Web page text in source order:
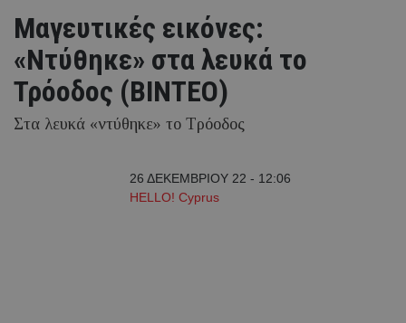
Μαγευτικές εικόνες:
«Ντύθηκε» στα λευκά το
Τρόοδος (ΒΙΝΤΕΟ)
Στα λευκά «ντύθηκε» το Τρόοδος
26 ΔΕΚΕΜΒΡΙΟΥ 22 - 12:06
HELLO! Cyprus